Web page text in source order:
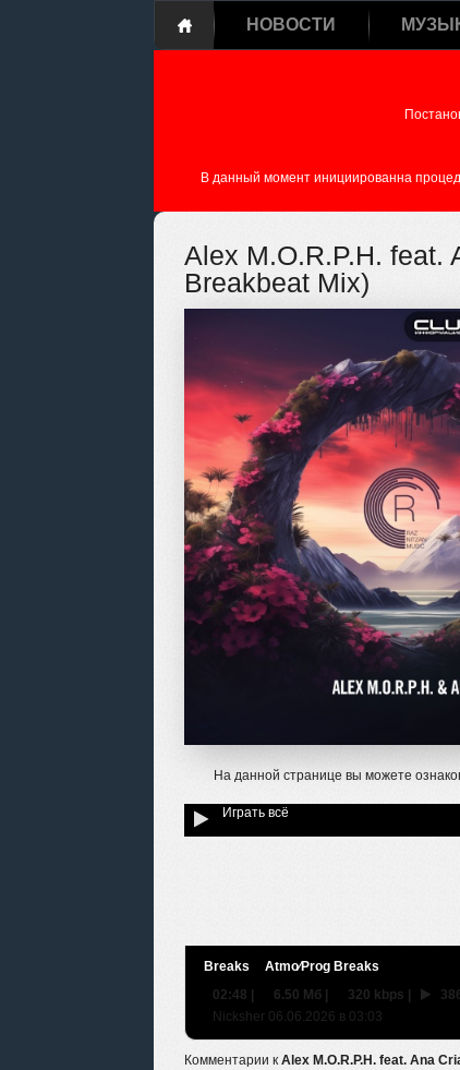
НОВОСТИ
В данный момент инициированна
Alex M.O.R.P.H. feat.
Breakbeat Mix)
На данной странице вы можете
Играть всё
Breaks Atmo⁄Prog Breaks
02:48 | 6.50 Мб | 320 kbps |
Nicksher 06.06.2026 в 03:03
Комментарии к Alex M.O.R.P.H. feat. Ana